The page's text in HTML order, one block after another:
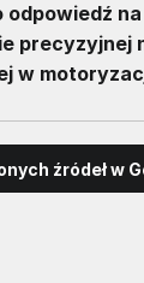
odpowiedź
precyzyjnej
w
źródeł w